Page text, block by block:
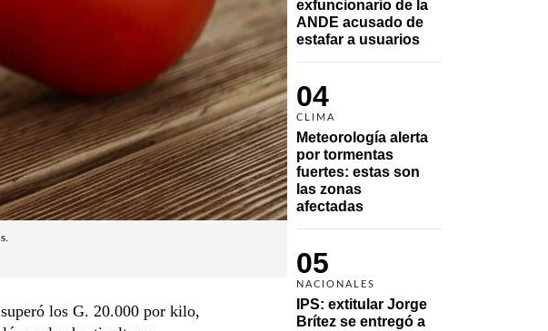
exfuncionario de la
ANDE acusado de
estafar a usuarios
04
CLIMA
Meteorología alerta
por tormentas
fuertes: estas son
las zonas
afectadas
05
NACIONALES
IPS: extitular Jorge
Brítez se entregó a
los G. 20.000 por kilo,